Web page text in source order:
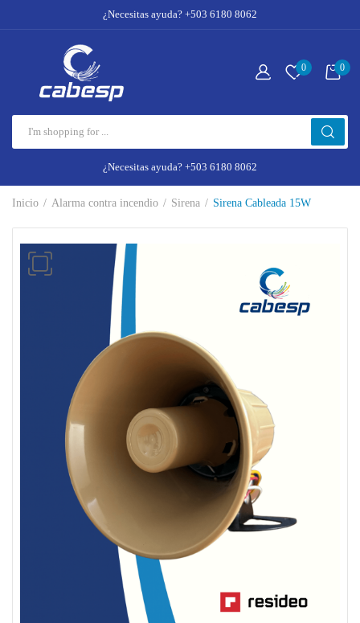
¿Necesitas ayuda? +503 6180 8062
0 0
¿Necesitas ayuda? +503 6180 8062
Inicio Alarma contra incendio Sirena Sirena Cableada 15W